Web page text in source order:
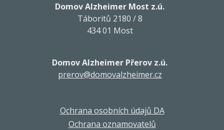
Domov Alzheimer Most z.ú.
Táboritů 2180 / 8
434 01 Most
Domov Alzheimer Přerov z.ú.
prerov@domovalzheimer.cz
Ochrana osobních údajů DA
Ochrana oznamovatelů